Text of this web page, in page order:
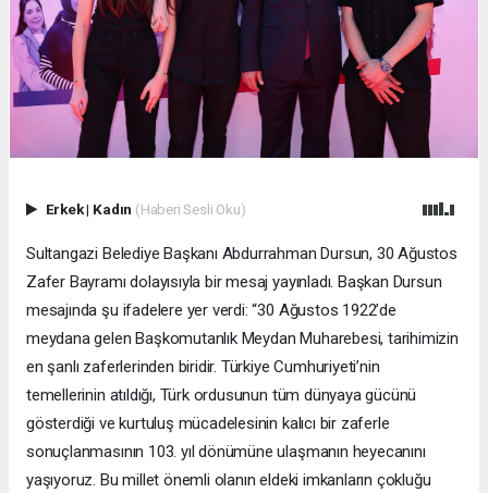
Erkek| Kadın (Haberi Sesli Oku)
Sultangazi Belediye Başkanı Abdurrahman Dursun, 30 Ağustos
Zafer Bayramı dolayısıyla bir mesaj yayınladı. Başkan Dursun
mesajında şu ifadelere yer verdi: “30 Ağustos 1922’de
meydana gelen Başkomutanlık Meydan Muharebesi, tarihimizin
en şanlı zaferlerinden biridir. Türkiye Cumhuriyeti’nin
temellerinin atıldığı, Türk ordusunun tüm dünyaya gücünü
gösterdiği ve kurtuluş mücadelesinin kalıcı bir zaferle
sonuçlanmasının 103. yıl dönümüne ulaşmanın heyecanını
yaşıyoruz. Bu millet önemli olanın eldeki imkanların çokluğu